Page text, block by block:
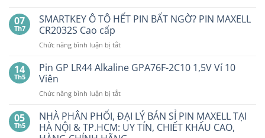
bình
luận
ở
Pin
Con
Dung
Lượng
Bao
Mua
con
thỏ
giá
rẻ
07
Th7
SMARTKEY Ô TÔ HẾT PIN BẤT NGỜ? PIN MAXELL
CR2032S Cao cấp
Chức năng bình luận bị tắtở
Ô
PIN
NGỜ?
PIN
MAXELL
14
Th5
Pin GP LR44 Alkaline GPA76F-2C10 1,5V Vỉ 10
Viên
Chức năng bình luận bị tắtở
GP
LR44
Alkaline
05
Th5
NHÀ PHÂN PHỐI, ĐẠI LÝ BÁN SỈ PIN MAXELL TẠI
HÀ NỘI & TP.HCM: UY TÍN, CHIẾT KHẤU CAO,